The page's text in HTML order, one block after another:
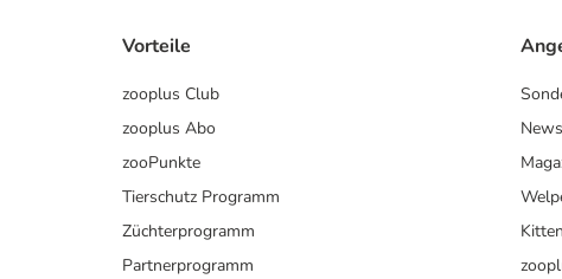
Vorteile
zooplus Club
zooplus Abo
zooPunkte
Tierschutz Programm
Züchterprogramm
Partnerprogramm